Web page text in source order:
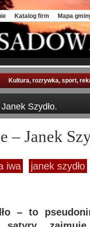
Katalog firm Mapa
Kultura, rozrywka, sport,
Szydło.
– Janek
iwa janek szydło
– to